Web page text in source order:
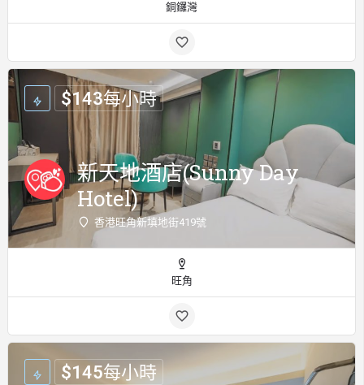
銅鑼灣
新天地酒店(Sunny Day
Hotel)
香港旺角新填地街419號
$143每小時
旺角
$145每小時